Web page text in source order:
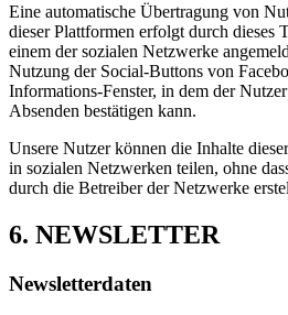
Eine automatische Übertragung von
dieser Plattformen erfolgt durch dieses
einem der sozialen Netzwerke
Nutzung der Social-Buttons von
Informations-Fenster, in dem der
Absenden bestätigen kann.
Unsere Nutzer können die Inhalte
in sozialen Netzwerken teilen, ohne
durch die Betreiber der Netzwerke
6. NEWSLETTER
Newsletterdaten